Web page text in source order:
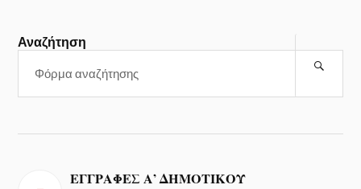
Αναζήτηση
ΕΓΓΡΑΦΕΣ Α’ ΔΗΜΟΤΙΚΟΥ